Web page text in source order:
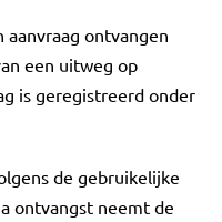
ontvangen
een uitweg op
is geregistreerd onder
de gebruikelijke
ontvangst neemt de